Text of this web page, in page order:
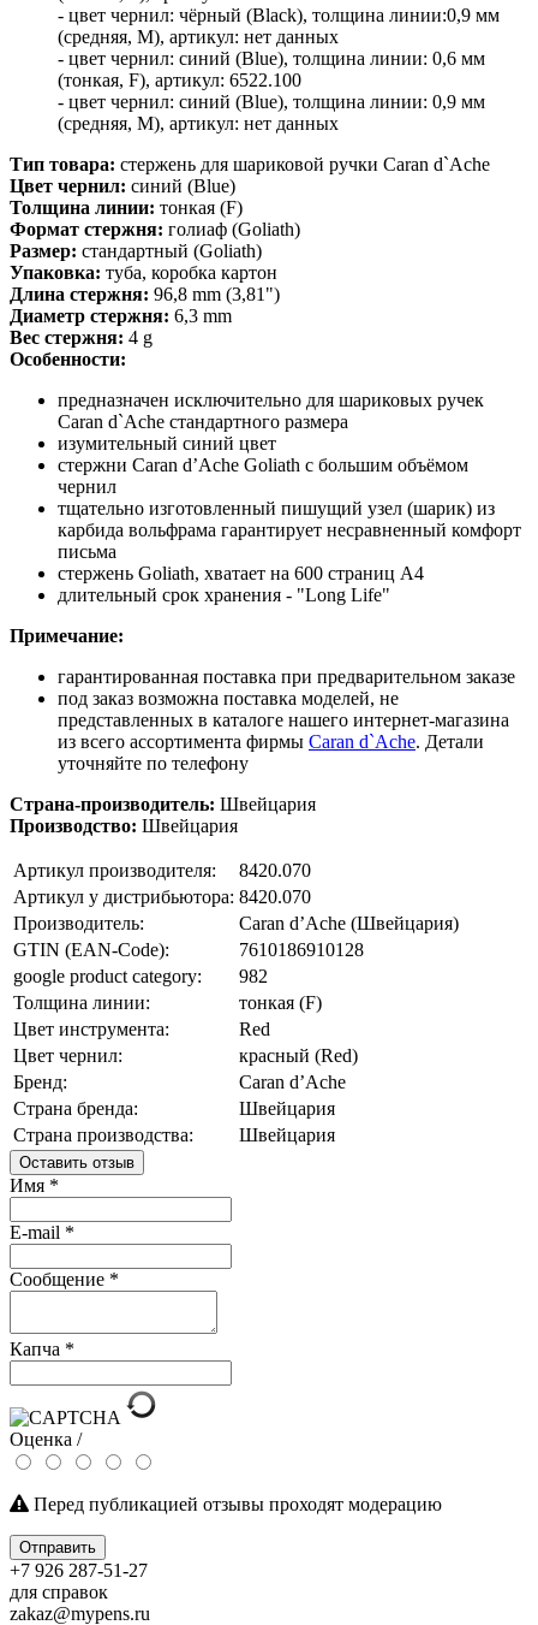
- цвет чернил: чёрный (Black), толщина линии:0,9 мм
(средняя, M), артикул: нет данных
- цвет чернил: синий (Blue), толщина линии: 0,6 мм
(тонкая, F), артикул: 6522.100
- цвет чернил: синий (Blue), толщина линии: 0,9 мм
(средняя, M), артикул: нет данных
Тип товара: стержень для шариковой ручки Caran d`Ache
Цвет чернил: синий (Blue)
Толщина линии: тонкая (F)
Формат стержня: голиаф (Goliath)
Размер: стандартный (Goliath)
Упаковка: туба, коробка картон
Длина стержня: 96,8 mm (3,81")
Диаметр стержня: 6,3 mm
Вес стержня: 4 g
Особенности:
предназначен исключительно для шариковых ручек
Caran d`Ache стандартного размера
изумительный синий цвет
стержни Caran d’Ache Goliath с большим объёмом
чернил
тщательно изготовленный пишущий узел (шарик) из
карбида вольфрама гарантирует несравненный комфорт
письма
стержень Goliath, хватает на 600 страниц A4
длительный срок хранения - "Long Life"
Примечание:
гарантированная поставка при предварительном заказе
под заказ возможна поставка моделей, не
представленных в каталоге нашего интернет-магазина
из всего ассортимента фирмы Caran d`Ache. Детали
уточняйте по телефону
Страна-производитель: Швейцария
Производство: Швейцария
Артикул производителя:
8420.070
Артикул у дистрибьютора: 8420.070
Производитель:
Caran d’Ache (Швейцария)
GTIN (EAN-Code):
7610186910128
google product category:
982
Толщина линии:
тонкая (F)
Цвет инструмента:
Red
Цвет чернил:
красный (Red)
Бренд:
Caran d’Ache
Страна бренда:
Швейцария
Страна производства:
Швейцария
Оставить отзыв
Имя *
E-mail *
Сообщение *
Капча *
Оценка /
Перед публикацией отзывы проходят модерацию
Отправить
+7 926 287-51-27
для справок
zakaz@mypens.ru